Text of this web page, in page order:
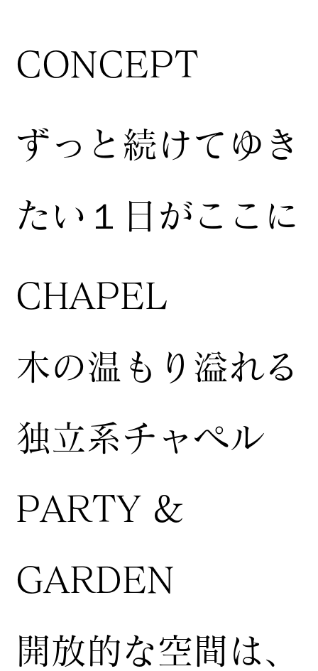
CONCEPT
ずっと続けてゆき
たい１日がここに
CHAPEL
木の温もり溢れる
独立系チャペル
PARTY &
GARDEN
開放的な空間は、